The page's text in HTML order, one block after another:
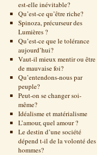
est-elle inévitable?
Qu’est-ce qu’être riche?
Spinoza, précurseur des
Lumières ?
Qu’est-ce que le tolérance
aujourd’hui?
Vaut-il mieux mentir ou être
de mauvaise foi?
Qu’entendons-nous par
peuple?
Peut-on se changer soi-
même?
Idéalisme et matérialisme
L’amour, quel amour ?
Le destin d’une société
dépend t-il de la volonté des
hommes?